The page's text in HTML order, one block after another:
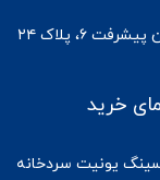
۶، پلاک ۲۴
خرید
یونیت سردخانه